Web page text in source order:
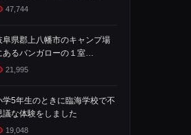
とです
47,744
阜県郡上八幡市のキャンプ場
あるバンガローの１室
・・・
21,995
学5年生のときに臨海学校で不
議な体験をしました
19,048